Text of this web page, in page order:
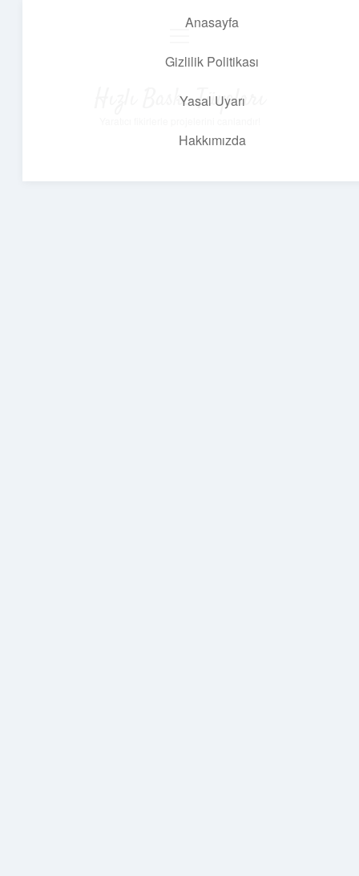
Anasayfa
Gizlilik Politikası
Yasal Uyarı
Hakkımızda
Hızlı Baskı Tüyoları